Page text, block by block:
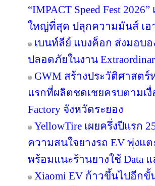
“IMPACT Speed Fest
ใหญ่ที่สุด ปลุกความมันส์ เอ
เบนท์ลีย์ แบงค็อก ส่งมอบ
ปลอดภัยในงาน
GWM สร้างประวัติศาสต
แรกที่ผลิตชดเชยครบตามเงื่
Factory จังหวัดระยอง
YellowTire เผยครึ่งปีแรก
ความสนใจยางรถ EV พุ่งแต
พร้อมแนะร้านยางใช้ Data
Xiaomi EV ก้าวขึ้นไปอีกขั้